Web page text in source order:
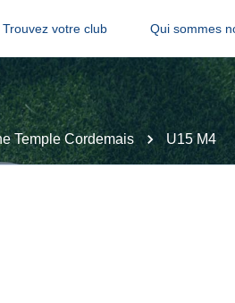
Trouvez votre club Qui sommes
Temple Cordemais U15 M4